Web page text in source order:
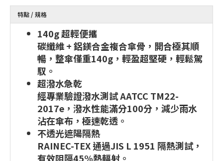
特點 / 規格
140g 超輕便攜
碳纖維 + 鋁鎂合金複合傘骨，開合極其順
暢，整傘僅重140g，輕盈超堅硬，輕鬆駕
馭。
超潑水急乾
經專業驗證潑水測試 AATCC TM22-
2017e，潑水性能滿分100分，減少雨水
沾在傘布，極速乾透。
不透光遮陽隔熱
RAINEC-TEX 通過JIS L 1951 隔熱測試，
有效阻隔45%熱輻射。